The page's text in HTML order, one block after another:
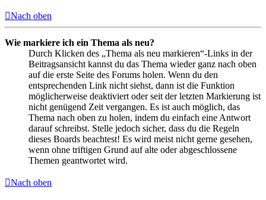
Nach oben
Wie markiere ich ein Thema als neu?
Durch Klicken des „Thema als neu markieren“-Links in der
Beitragsansicht kannst du das Thema wieder ganz nach oben
auf die erste Seite des Forums holen. Wenn du den
entsprechenden Link nicht siehst, dann ist die Funktion
möglicherweise deaktiviert oder seit der letzten Markierung ist
nicht genügend Zeit vergangen. Es ist auch möglich, das
Thema nach oben zu holen, indem du einfach eine Antwort
darauf schreibst. Stelle jedoch sicher, dass du die Regeln
dieses Boards beachtest! Es wird meist nicht gerne gesehen,
wenn ohne triftigen Grund auf alte oder abgeschlossene
Themen geantwortet wird.
Nach oben